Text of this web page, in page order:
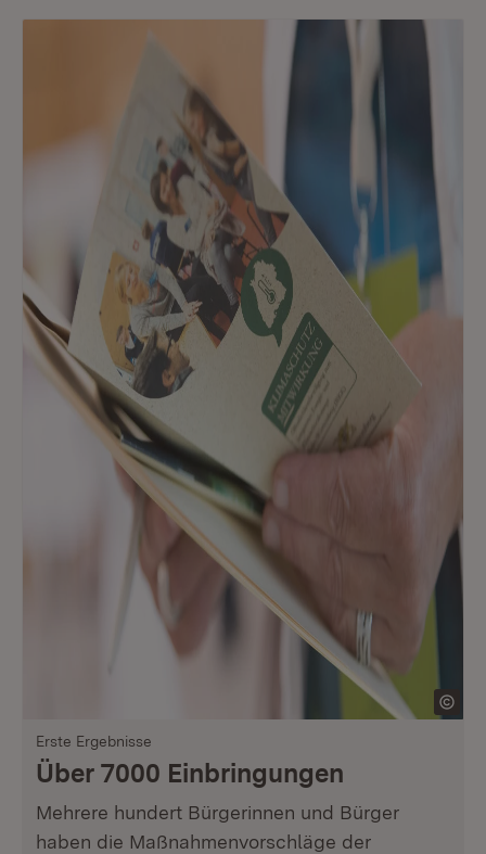
Erste Ergebnisse
Über 7000 Einbringungen
Mehrere hundert Bürgerinnen und Bürger
haben die Maßnahmenvorschläge der